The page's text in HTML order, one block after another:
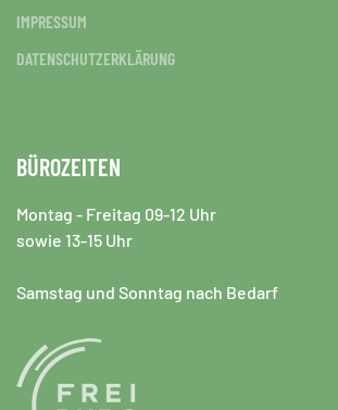
IMPRESSUM
DATENSCHUTZERKLÄRUNG
BÜROZEITEN
Montag - Freitag 09-12 Uhr
sowie 13-15 Uhr
Samstag und Sonntag nach Bedarf